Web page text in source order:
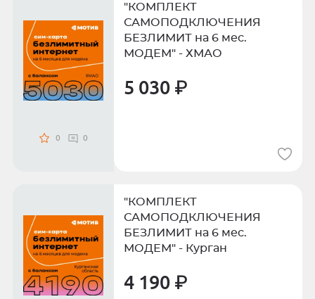
0 0
"КОМПЛЕКТ
САМОПОДКЛЮЧЕНИЯ
БЕЗЛИМИТ на 6 мес.
МОДЕМ" - ХМАО
5 030 ₽
"КОМПЛЕКТ
САМОПОДКЛЮЧЕНИЯ
БЕЗЛИМИТ на 6 мес.
МОДЕМ" - Курган
4 190 ₽